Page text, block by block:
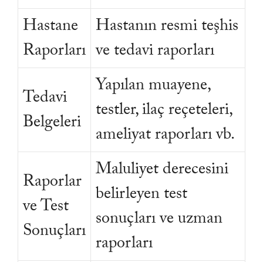
Hastane
Raporları
Hastanın resmi teşhis
ve tedavi raporları
Tedavi
Belgeleri
Yapılan muayene,
testler, ilaç reçeteleri,
ameliyat raporları vb.
Raporlar
ve Test
Sonuçları
Maluliyet derecesini
belirleyen test
sonuçları ve uzman
raporları